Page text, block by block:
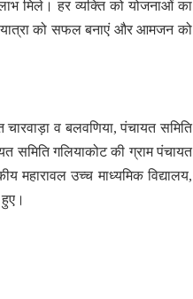
मिले। हर व्यक्ति को योजनाओं का
यात्रा को सफल बनाएं और आमजन को
व बलवणिया, पंचायत समिति
समिति गलियाकोट की ग्राम पंचायत
महारावल उच्च माध्यमिक विद्यालय,